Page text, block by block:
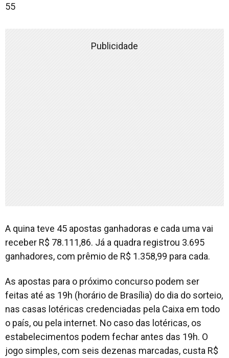
55
Publicidade
A quina teve 45 apostas ganhadoras e cada uma vai
receber R$ 78.111,86. Já a quadra registrou 3.695
ganhadores, com prêmio de R$ 1.358,99 para cada.
As apostas para o próximo concurso podem ser
feitas até as 19h (horário de Brasília) do dia do sorteio,
nas casas lotéricas credenciadas pela Caixa em todo
o país, ou pela internet. No caso das lotéricas, os
estabelecimentos podem fechar antes das 19h. O
jogo simples, com seis dezenas marcadas, custa R$